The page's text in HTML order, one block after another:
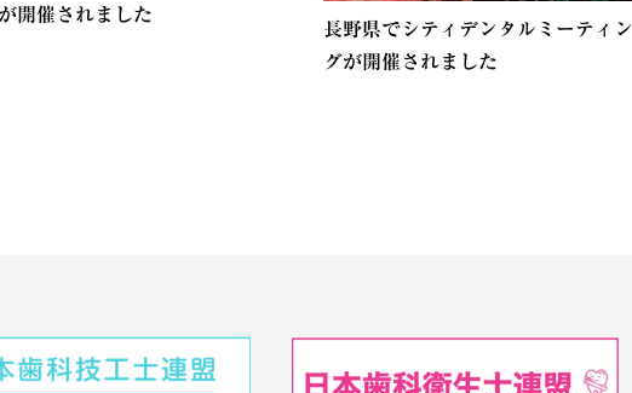
開催されました
長野県でシティデンタルミーティン
グが開催されました